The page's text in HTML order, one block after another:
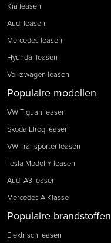
Kia leasen
Audi leasen
Mercedes leasen
Hyundai leasen
Volkswagen leasen
Populaire modellen
VW Tiguan leasen
Skoda Elroq leasen
VW Transporter leasen
Tesla Model Y leasen
Audi A3 leasen
Mercedes A Klasse
Populaire brandstoffen
Elektrisch leasen